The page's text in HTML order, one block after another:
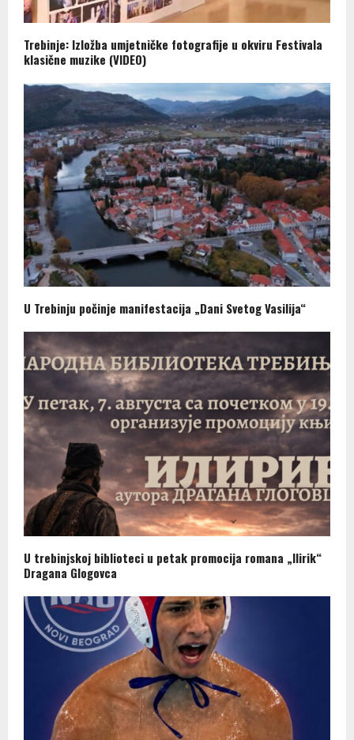
Trebinje: Izložba umjetničke fotografije u okviru Festivala
klasične muzike (VIDEO)
U Trebinju počinje manifestacija „Dani Svetog Vasilija“
U trebinjskoj biblioteci u petak promocija romana „Ilirik“
Dragana Glogovca